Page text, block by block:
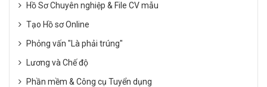
Hồ Sơ Chuyên nghiệp & File CV mẫu
Tạo Hồ sơ Online
Phỏng vấn "Là phải trúng"
Lương và Chế độ
Phần mềm & Công cụ Tuyển dụng